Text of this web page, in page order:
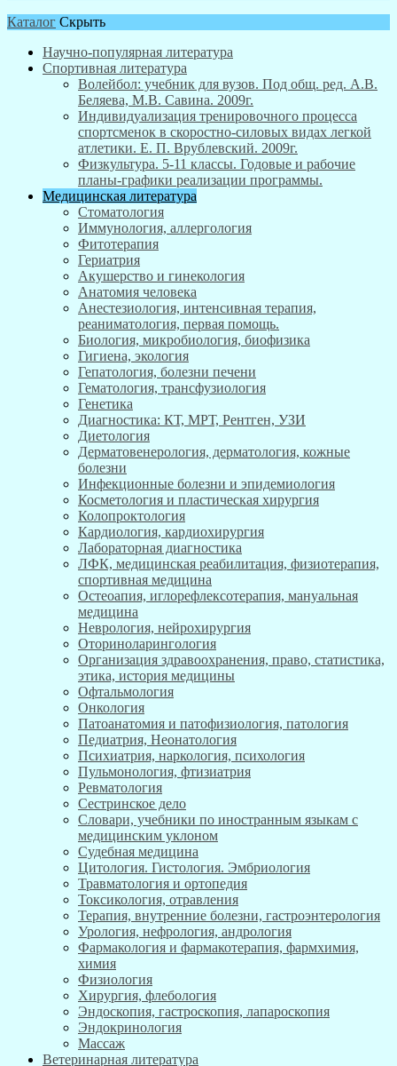
Каталог Скрыть
Научно-популярная литература
Спортивная литература
Волейбол: учебник для вузов. Под общ. ред. А.В.
Беляева, М.В. Савина. 2009г.
Индивидуализация тренировочного процесса
спортсменок в скоростно-силовых видах легкой
атлетики. Е. П. Врублевский. 2009г.
Физкультура. 5-11 классы. Годовые и рабочие
планы-графики реализации программы.
Медицинская литература
Стоматология
Иммунология, аллергология
Фитотерапия
Гериатрия
Акушерство и гинекология
Анатомия человека
Анестезиология, интенсивная терапия,
реаниматология, первая помощь.
Биология, микробиология, биофизика
Гигиена, экология
Гепатология, болезни печени
Гематология, трансфузиология
Генетика
Диагностика: КТ, МРТ, Рентген, УЗИ
Диетология
Дерматовенерология, дерматология, кожные
болезни
Инфекционные болезни и эпидемиология
Косметология и пластическая хирургия
Колопроктология
Кардиология, кардиохирургия
Лабораторная диагностика
ЛФК, медицинская реабилитация, физиотерапия,
спортивная медицина
Остеоапия, иглорефлексотерапия, мануальная
медицина
Неврология, нейрохирургия
Оториноларингология
Организация здравоохранения, право, статистика,
этика, история медицины
Офтальмология
Онкология
Патоанатомия и патофизиология, патология
Педиатрия, Неонатология
Психиатрия, наркология, психология
Пульмонология, фтизиатрия
Ревматология
Сестринское дело
Словари, учебники по иностранным языкам с
медицинским уклоном
Судебная медицина
Цитология. Гистология. Эмбриология
Травматология и ортопедия
Токсикология, отравления
Терапия, внутренние болезни, гастроэнтерология
Урология, нефрология, андрология
Фармакология и фармакотерапия, фармхимия,
химия
Физиология
Хирургия, флебология
Эндоскопия, гастроскопия, лапароскопия
Эндокринология
Массаж
Ветеринарная литература